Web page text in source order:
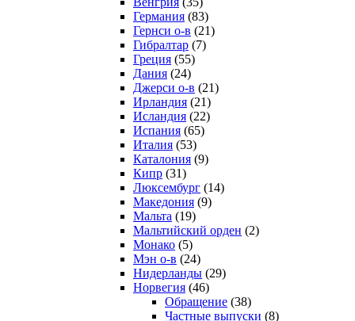
Германия (83)
Гернси о-в (21)
Гибралтар (7)
Греция (55)
Дания (24)
Джерси о-в (21)
Ирландия (21)
Исландия (22)
Испания (65)
Италия (53)
Каталония (9)
Кипр (31)
Люксембург (14)
Македония (9)
Мальта (19)
Мальтийский орден (2)
Монако (5)
Мэн о-в (24)
Нидерланды (29)
Норвегия (46)
Обращение (38)
Частные выпуски (8)